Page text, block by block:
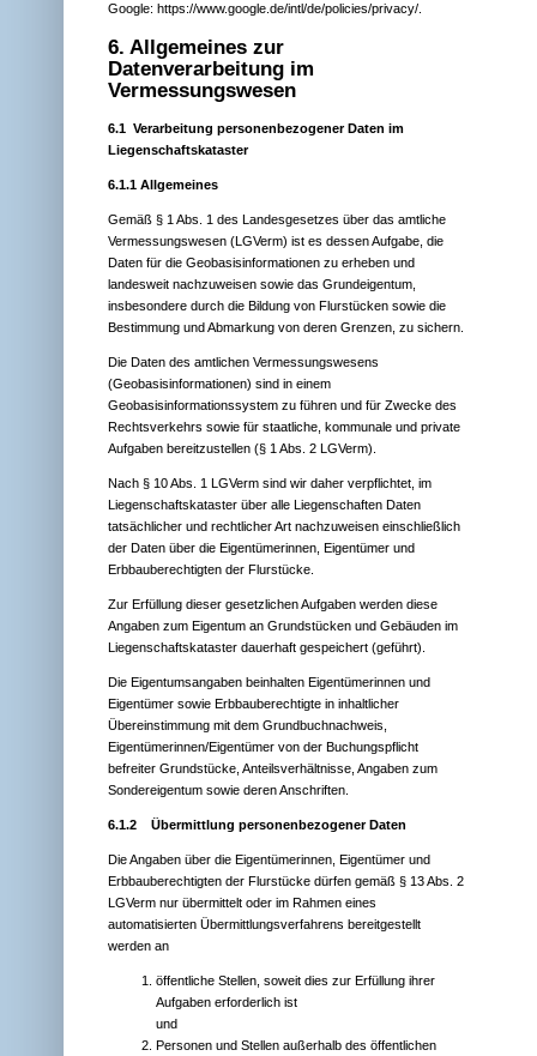
Google: https://www.google.de/intl/de/policies/privacy/
6. Allgemeines zur
Datenverarbeitung im
Vermessungswesen
6.1 Verarbeitung personenbezogener Daten im
Liegenschaftskataster
6.1.1 Allgemeines
Gemäß § 1 Abs. 1 des Landesgesetzes über das amtliche
Vermessungswesen (LGVerm) ist es dessen Aufgabe, die
Daten für die Geobasisinformationen zu erheben und
landesweit nachzuweisen sowie das Grundeigentum,
insbesondere durch die Bildung von Flurstücken sowie die
Bestimmung und Abmarkung von deren Grenzen, zu sichern.
Die Daten des amtlichen Vermessungswesens
(Geobasisinformationen) sind in einem
Geobasisinformationssystem zu führen und für Zwecke des
Rechtsverkehrs sowie für staatliche, kommunale und private
Aufgaben bereitzustellen (§ 1 Abs. 2 LGVerm).
Nach § 10 Abs. 1 LGVerm sind wir daher verpflichtet, im
Liegenschaftskataster über alle Liegenschaften Daten
tatsächlicher und rechtlicher Art nachzuweisen einschließlich
der Daten über die Eigentümerinnen, Eigentümer und
Erbbauberechtigten der Flurstücke.
Zur Erfüllung dieser gesetzlichen Aufgaben werden diese
Angaben zum Eigentum an Grundstücken und Gebäuden im
Liegenschaftskataster dauerhaft gespeichert (geführt).
Die Eigentumsangaben beinhalten Eigentümerinnen und
Eigentümer sowie Erbbauberechtigte in inhaltlicher
Übereinstimmung mit dem Grundbuchnachweis,
Eigentümerinnen/Eigentümer von der Buchungspflicht
befreiter Grundstücke, Anteilsverhältnisse, Angaben zum
Sondereigentum sowie deren Anschriften.
6.1.2 Übermittlung personenbezogener Daten
Die Angaben über die Eigentümerinnen, Eigentümer und
Erbbauberechtigten der Flurstücke dürfen gemäß § 13 Abs. 2
LGVerm nur übermittelt oder im Rahmen eines
automatisierten Übermittlungsverfahrens bereitgestellt
werden an
öffentliche Stellen, soweit dies zur Erfüllung ihrer
Aufgaben erforderlich ist
und
Personen und Stellen außerhalb des öffentlichen